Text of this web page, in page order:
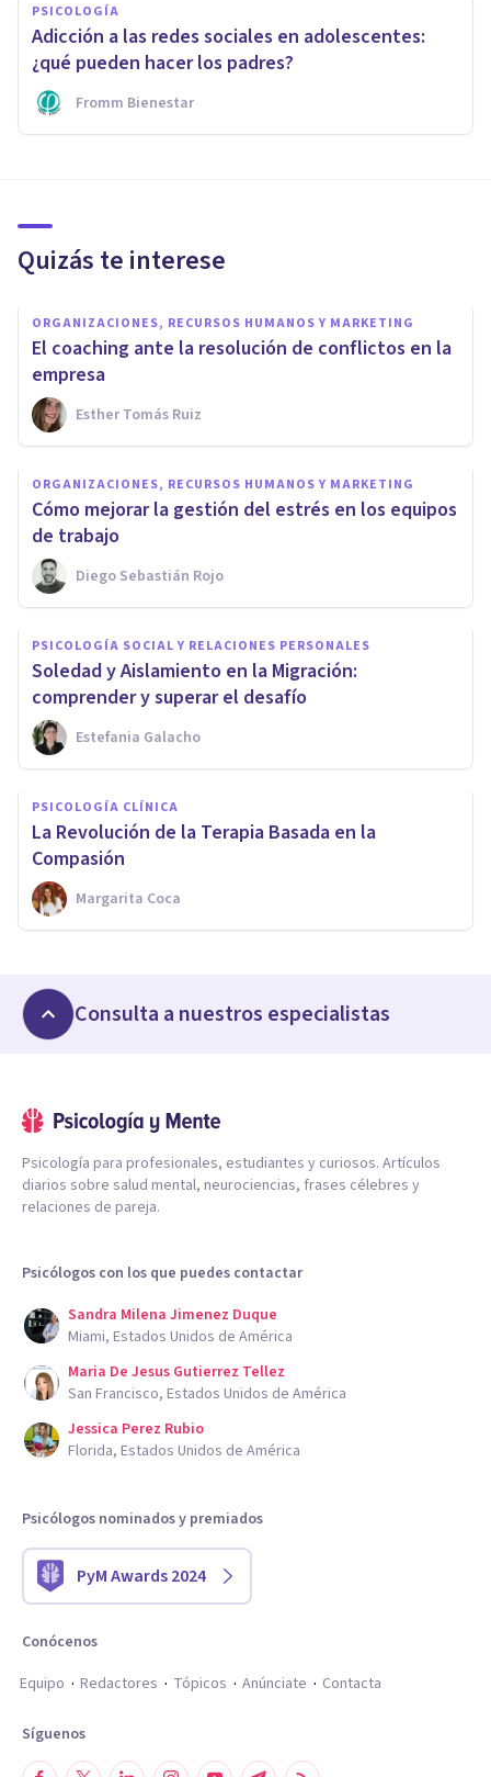
PSICOLOGÍA
Adicción a las redes sociales en adolescentes:
¿qué pueden hacer los padres?
Fromm Bienestar
Quizás te interese
ORGANIZACIONES, RECURSOS HUMANOS Y MARKETING
El coaching ante la resolución de conflictos en la
empresa
Esther Tomás Ruiz
ORGANIZACIONES, RECURSOS HUMANOS Y MARKETING
Cómo mejorar la gestión del estrés en los equipos
de trabajo
Diego Sebastián Rojo
PSICOLOGÍA SOCIAL Y RELACIONES PERSONALES
Soledad y Aislamiento en la Migración:
comprender y superar el desafío
Estefania Galacho
PSICOLOGÍA CLÍNICA
La Revolución de la Terapia Basada en la
Compasión
Margarita Coca
Consulta a nuestros especialistas
Psicología para profesionales, estudiantes y curiosos. Artículos
diarios sobre salud mental, neurociencias, frases célebres y
relaciones de pareja.
Psicólogos con los que puedes contactar
Sandra Milena Jimenez Duque
Miami, Estados Unidos de América
Maria De Jesus Gutierrez Tellez
San Francisco, Estados Unidos de América
Jessica Perez Rubio
Florida, Estados Unidos de América
Psicólogos nominados y premiados
PyM Awards 2024
Conócenos
Equipo
Redactores Tópicos Anúnciate Contacta
Síguenos